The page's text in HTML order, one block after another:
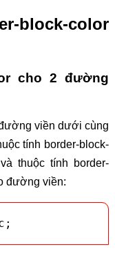
block-color
cho 2 đường
viền dưới cùng
tính border-block-
thuộc tính border-
đường viền: